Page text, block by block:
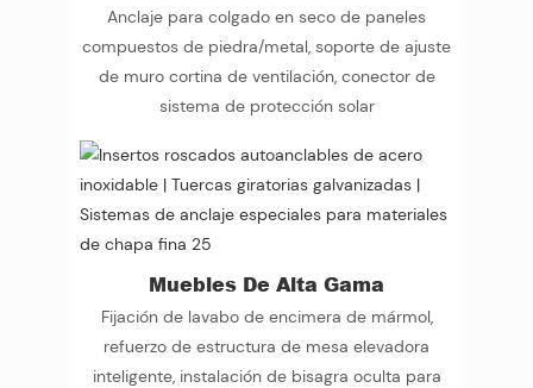
Anclaje para colgado en seco de paneles
compuestos de piedra/metal, soporte de ajuste
de muro cortina de ventilación, conector de
sistema de protección solar
Muebles De Alta Gama
Fijación de lavabo de encimera de mármol,
refuerzo de estructura de mesa elevadora
inteligente, instalación de bisagra oculta para